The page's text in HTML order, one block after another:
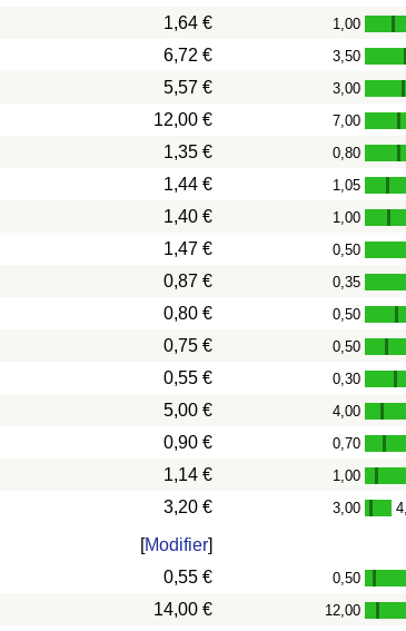
1,64 € 1,00
-
6,72 € 3,50
5,57 € 3,00
12,00 € 7,00
-
1,35 € 0,80
-
1,44 € 1,05
-
1,40 € 1,00
-
1,47 € 0,50
0,87 € 0,35
0,80 € 0,50
-
0,75 € 0,50
-
0,55 € 0,30
-
5,00 € 4,00
-
0,90 € 0,70
-
1,14 € 1,00
-
3,20 € 3,00 -
[Modifier]
0,55 € 0,50
-
14,00 € 12,00
-